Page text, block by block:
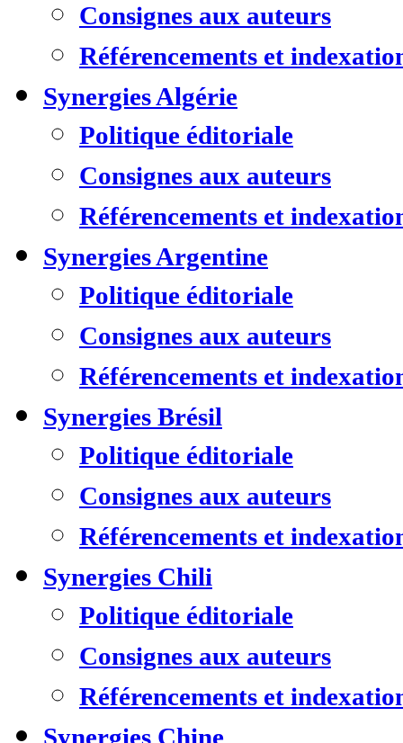
Consignes aux auteurs
Référencements et
Synergies Algérie
Politique éditoriale
Consignes aux auteurs
Référencements et
Synergies Argentine
Politique éditoriale
Consignes aux auteurs
Référencements et
Synergies Brésil
Politique éditoriale
Consignes aux auteurs
Référencements et
Synergies Chili
Politique éditoriale
Consignes aux auteurs
Référencements et
Synergies Chine